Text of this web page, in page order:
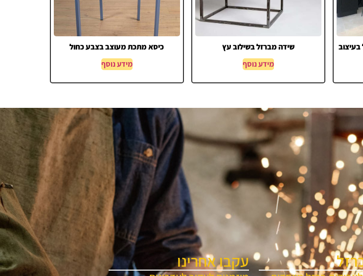
בעיצוב
שידה מברזל בשילוב עץ
מידע נוסף
כיסא מתכת מעוצב בצבע כחול
מידע נוסף
עקבו אחרינו